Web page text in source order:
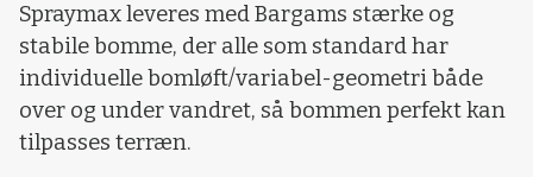
Spraymax leveres med Bargams stærke og
stabile bomme, der alle som standard har
individuelle bomløft/variabel-geometri både
over og under vandret, så bommen perfekt kan
tilpasses terræn.